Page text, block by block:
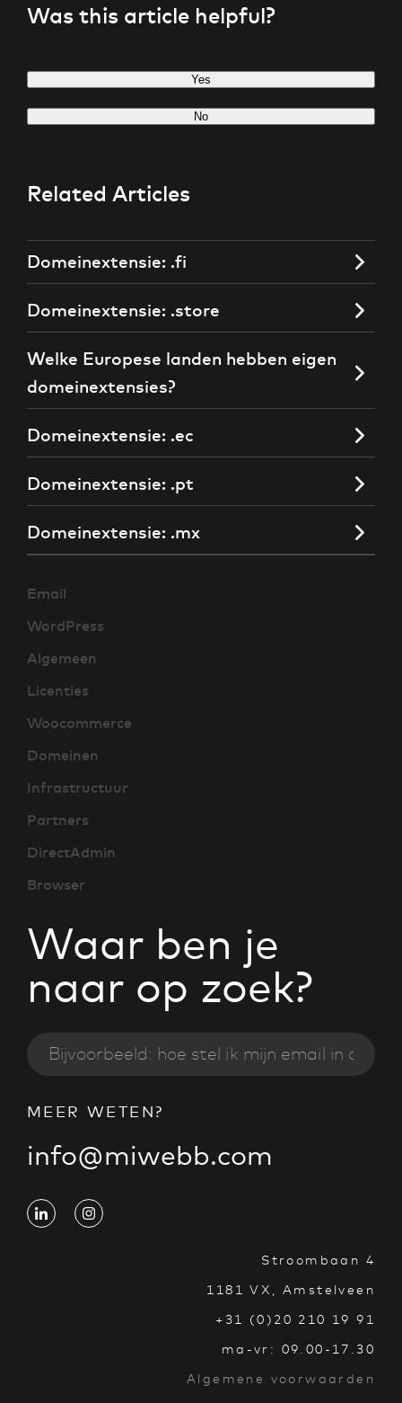
Waar ben je
naar op zoek?
Email
WordPress
Algemeen
Licenties
Woocommerce
Domeinen
Infrastructuur
Partners
DirectAdmin
Browser
Was this article helpful?
Yes
No
Related Articles
Domeinextensie: .fi
Domeinextensie: .store
Welke Europese landen hebben eigen
domeinextensies?
Domeinextensie: .ec
Domeinextensie: .pt
Domeinextensie: .mx
MEER WETEN?
info@miwebb.com
Stroombaan 4
1181 VX, Amstelveen
+31 (0)20 210 19 91
ma-vr: 09.00-17.30
Algemene voorwaarden